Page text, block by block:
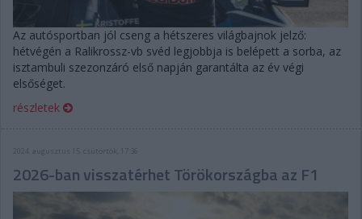
Az autósportban jól cseng a hétszeres világbajnok jelző:
hétvégén a Ralikrossz-vb svéd legjobbja is belépett a sorba, az
isztambuli szezonzáró első napján garantálta az év végi
elsőséget.
részletek
2024. augusztus 15. csütörtök, 17:36
2026-ban visszatérhet Törökországba az F1